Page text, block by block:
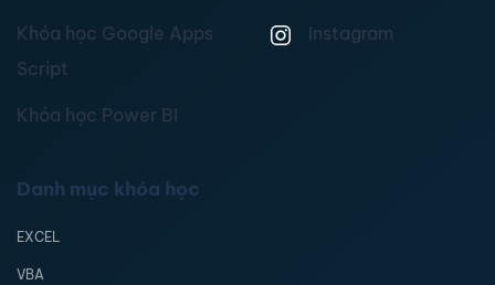
Khóa học Google Apps
Script
Khóa học Power BI
Instagram
Danh mục khóa học
EXCEL
VBA